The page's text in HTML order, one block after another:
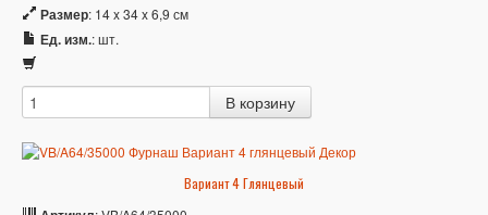
Размер: 14 x 34 x 6,9 см
Ед. изм.: шт.
Вариант 4 Глянцевый